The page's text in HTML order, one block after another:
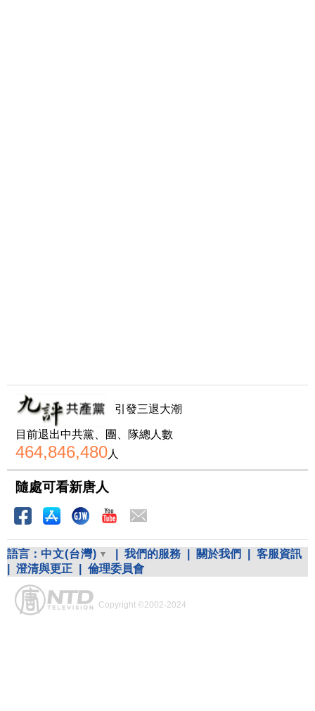
引發三退大潮
目前退出中共黨、團、隊總人數
464,846,480人
隨處可看新唐人
語言： 中文(台灣) 我們的服務 關於我們
客服資訊
澄清與更正 倫理委員會
Copyright ©2002-2024